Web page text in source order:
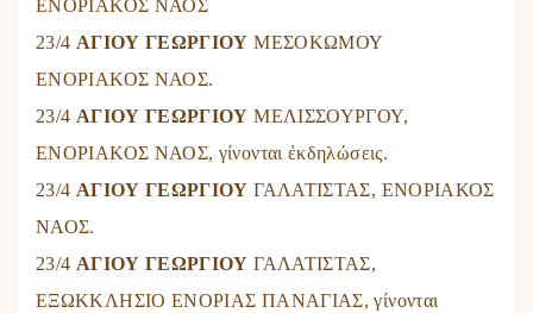
ΕΝΟΡΙΑΚΟΣ ΝΑΟΣ
23/4 ΑΓΙΟΥ ΓΕΩΡΓΙΟΥ ΜΕΣΟΚΩΜΟΥ
ΕΝΟΡΙΑΚΟΣ ΝΑΟΣ.
23/4 ΑΓΙΟΥ ΓΕΩΡΓΙΟΥ ΜΕΛΙΣΣΟΥΡΓΟΥ,
ΕΝΟΡΙΑΚΟΣ ΝΑΟΣ, γίνονται ἐκδηλώσεις.
23/4 ΑΓΙΟΥ ΓΕΩΡΓΙΟΥ ΓΑΛΑΤΙΣΤΑΣ, ΕΝΟΡΙΑΚΟΣ
ΝΑΟΣ.
23/4 ΑΓΙΟΥ ΓΕΩΡΓΙΟΥ ΓΑΛΑΤΙΣΤΑΣ,
ΕΞΩΚΚΛΗΣΙΟ ΕΝΟΡΙΑΣ ΠΑΝΑΓΙΑΣ, γίνονται